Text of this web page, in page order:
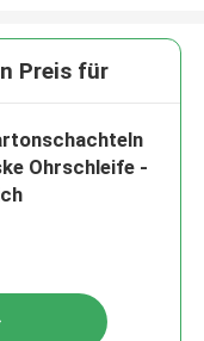
Preis für
Ohrschleife -